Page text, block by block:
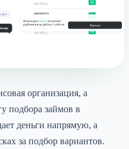
организация, а
подбора займов в
деньги напрямую, а
за подбор вариантов.